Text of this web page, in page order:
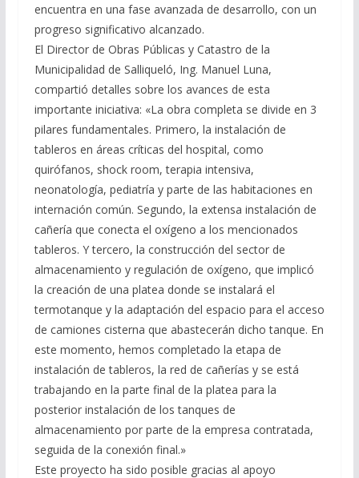
encuentra en una fase avanzada de desarrollo, con un
progreso significativo alcanzado.
El Director de Obras Públicas y Catastro de la
Municipalidad de Salliqueló, Ing. Manuel Luna,
compartió detalles sobre los avances de esta
importante iniciativa: «La obra completa se divide en 3
pilares fundamentales. Primero, la instalación de
tableros en áreas críticas del hospital, como
quirófanos, shock room, terapia intensiva,
neonatología, pediatría y parte de las habitaciones en
internación común. Segundo, la extensa instalación de
cañería que conecta el oxígeno a los mencionados
tableros. Y tercero, la construcción del sector de
almacenamiento y regulación de oxígeno, que implicó
la creación de una platea donde se instalará el
termotanque y la adaptación del espacio para el acceso
de camiones cisterna que abastecerán dicho tanque. En
este momento, hemos completado la etapa de
instalación de tableros, la red de cañerías y se está
trabajando en la parte final de la platea para la
posterior instalación de los tanques de
almacenamiento por parte de la empresa contratada,
seguida de la conexión final.»
Este proyecto ha sido posible gracias al apoyo